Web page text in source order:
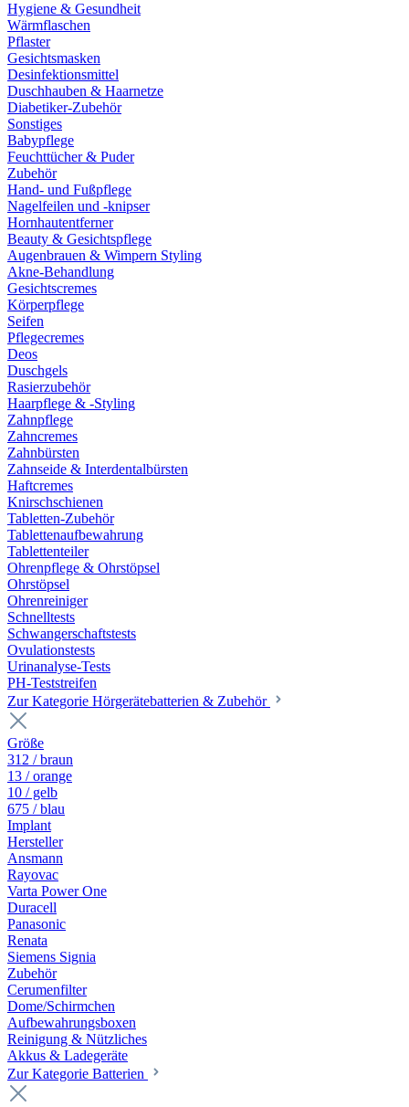
Hygiene & Gesundheit
Wärmflaschen
Pflaster
Gesichtsmasken
Desinfektionsmittel
Duschhauben & Haarnetze
Diabetiker-Zubehör
Sonstiges
Babypflege
Feuchttücher & Puder
Zubehör
Hand- und Fußpflege
Nagelfeilen und -knipser
Hornhautentferner
Beauty & Gesichtspflege
Augenbrauen & Wimpern Styling
Akne-Behandlung
Gesichtscremes
Körperpflege
Seifen
Pflegecremes
Deos
Duschgels
Rasierzubehör
Haarpflege & -Styling
Zahnpflege
Zahncremes
Zahnbürsten
Zahnseide & Interdentalbürsten
Haftcremes
Knirschschienen
Tabletten-Zubehör
Tablettenaufbewahrung
Tablettenteiler
Ohrenpflege & Ohrstöpsel
Ohrstöpsel
Ohrenreiniger
Schnelltests
Schwangerschaftstests
Ovulationstests
Urinanalyse-Tests
PH-Teststreifen
Zur Kategorie Hörgerätebatterien & Zubehör
Größe
312 / braun
13 / orange
10 / gelb
675 / blau
Implant
Hersteller
Ansmann
Rayovac
Varta Power One
Duracell
Panasonic
Renata
Siemens Signia
Zubehör
Cerumenfilter
Dome/Schirmchen
Aufbewahrungsboxen
Reinigung & Nützliches
Akkus & Ladegeräte
Zur Kategorie Batterien